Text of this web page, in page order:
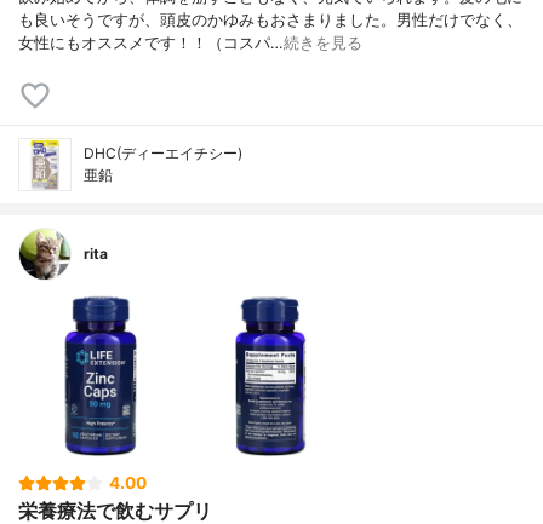
も良いそうですが、頭皮のかゆみもおさまりました。男性だけでなく、
女性にもオススメです！！（コスパ…続きを見る
DHC(ディーエイチシー)
亜鉛
rita
4.00
栄養療法で飲むサプリ